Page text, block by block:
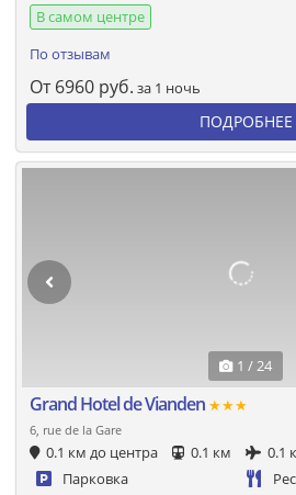
В самом центре
По отзывам
От 6960 руб. за 1 ночь
ПОДРОБНЕЕ
1 / 24
Grand Hotel de Vianden ★★★
6, rue de la Gare
0.1 км до центра 0.1 км
0.1
Парковка